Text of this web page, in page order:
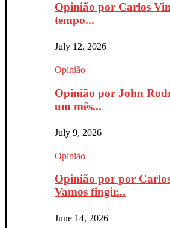
Opinião por Carlos
tempo...
July 12, 2026
Opinião
Opinião por John
um mês...
July 9, 2026
Opinião
Opinião por por
Vamos fingir...
June 14, 2026